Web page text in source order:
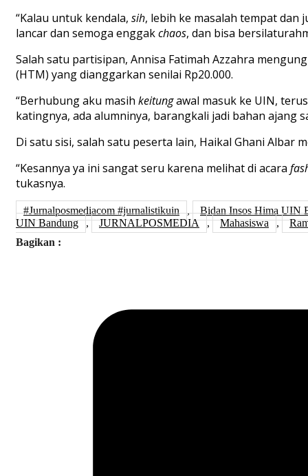
“Kalau untuk kendala, sih, lebih ke masalah tempat dan
lancar dan semoga enggakchaos, dan bisa
Salah satu partisipan, Annisa Fatimah Azzahra
(HTM) yang dianggarkan senilai Rp20.000.
“Berhubung aku masih keitungawal masuk ke UIN, terus
katingnya, ada alumninya, barangkali jadi bahan ajang
Di satu sisi, salah satu peserta lain, Haikal Ghani Albar
“Kesannya ya ini sangat seru karena melihatdi acara
tukasnya.
#Jurnalposmediacom #jurnalistikuin ,
Bidan Insos Hima UIN
UIN Bandung
, JURNALPOSMEDIA , Mahasiswa ,
Bagikan :